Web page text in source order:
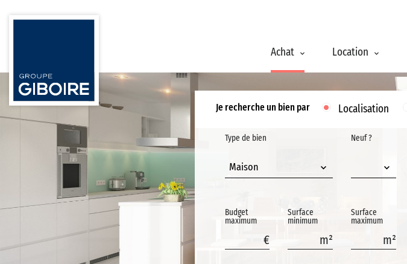
Achat Location
Je recherche un bien par Localisation
Type de bien
Maison
Neuf ?
Budget
maximum
Surface
minimum
Surface
maximum